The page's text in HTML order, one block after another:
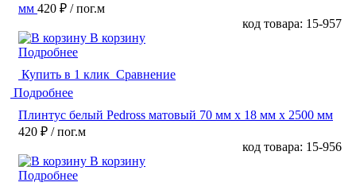
мм 420 ₽ / пог.м
код товара: 15-957
В корзину
Подробнее
Купить в 1 клик Сравнение
Подробнее
Плинтус белый Pedross матовый 70 мм х 18 мм х 2500 мм
420 ₽ / пог.м
код товара: 15-956
В корзину
Подробнее